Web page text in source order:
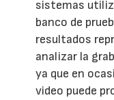
sistemas
banco de
resultados
analizar la
ya que en
video puede